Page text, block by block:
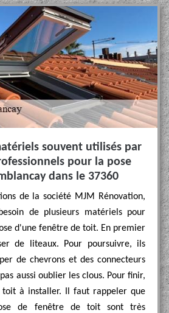
souvent utilisés par
pour la pose
dans le 37360
de la société MJM Rénovation,
de plusieurs matériels pour
d'une fenêtre de toit. En premier
de liteaux. Pour poursuivre, ils
de chevrons et des connecteurs
aussi oublier les clous. Pour finir,
à installer. Il faut rappeler que
de fenêtre de toit sont très